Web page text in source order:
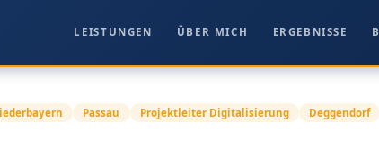
LEISTUNGEN ÜBER MICH ERGEBNISSE
Passau Projektleiter Digitalisierung Deggendorf